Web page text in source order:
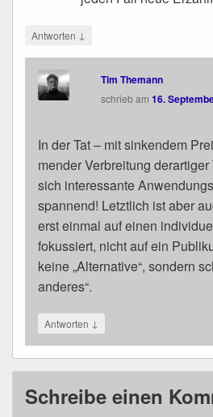
Antworten ↓
Tim Themann
schriebam16.
In der Tat – mit sin­ken­dem
men­der Ver­brei­tung
sich inter­es­san­te
span­nend! Letzt­lich ist aber
erst ein­mal auf einen
fokus­siert, nicht auf ein
kei­ne „Alter­na­ti­ve“, son­dern
anderes“.
Antworten ↓
Schreibe einen